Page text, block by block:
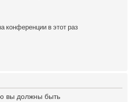
конференции в этот раз
вы должны быть